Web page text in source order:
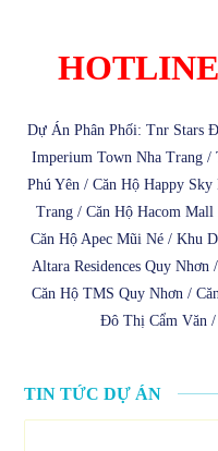
Dự Án Phân Phối: Tnr Stars
Imperium Town Nha Trang/
Phú Yên / Căn Hộ Happy Sky
Trang / Căn Hộ Hacom Mall
Căn Hộ Apec Mũi Né / Khu
Altara Residences Quy Nhơn /
Căn Hộ TMS Quy Nhơn /
Đô Thị Cẩm Văn /
TIN TỨC DỰ ÁN